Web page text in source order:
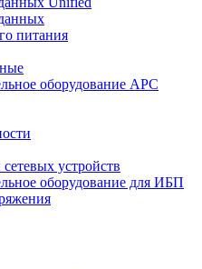
питания
оборудование АРС
устройств
оборудование для ИБП